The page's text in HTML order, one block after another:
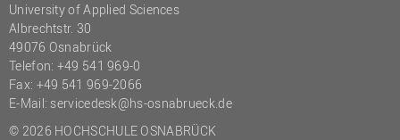
University of Applied Sciences
Albrechtstr. 30
49076 Osnabrück
Telefon: +49 541 969-0
Fax: +49 541 969-2066
E-Mail: servicedesk@hs-osnabrueck.de
© 2026 HOCHSCHULE OSNABRÜCK